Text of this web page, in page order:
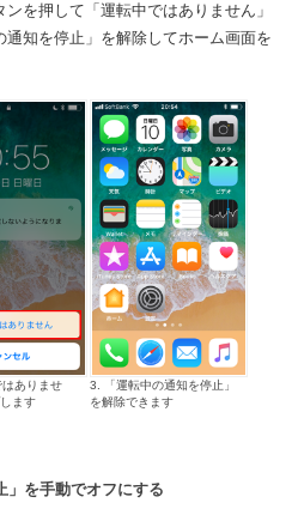
を押して「運転中ではありません」
知を停止」を解除してホーム画面を
ありませ
ます
3. 「運転中の通知を停止」
を解除できます
」を手動でオフにする